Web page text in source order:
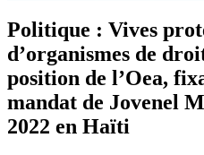
Politique : Vives
d’organismes de
position de l’Oea,
mandat de Jovenel
2022 en Haïti